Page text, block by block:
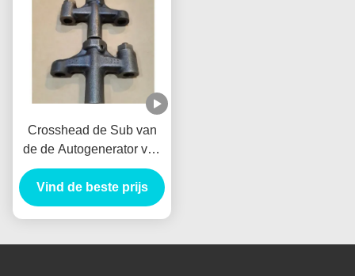
Crosshead de Sub van
de de Autogenerator van
Assy Alternator
VH137061080A Nieuw
Holland E385 E215 voor
Vind de beste prijs